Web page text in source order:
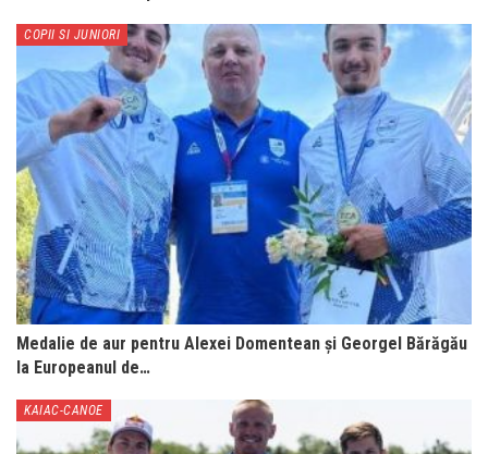
COPII SI JUNIORI
Medalie de aur pentru Alexei Domentean și Georgel Bărăgău
la Europeanul de…
KAIAC-CANOE